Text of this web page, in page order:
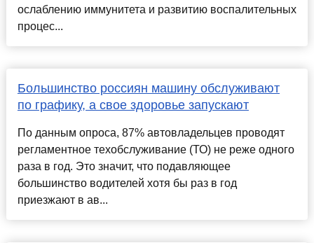
ослаблению иммунитета и развитию воспалительных
процес...
Большинство россиян машину обслуживают
по графику, а свое здоровье запускают
По данным опроса, 87% автовладельцев проводят
регламентное техобслуживание (ТО) не реже одного
раза в год. Это значит, что подавляющее
большинство водителей хотя бы раз в год
приезжают в ав...